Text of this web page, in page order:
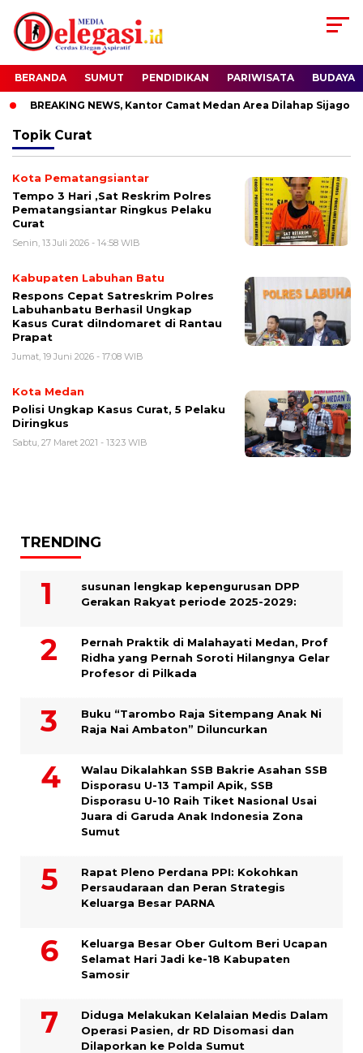
BERANDA SUMUT PENDIDIKAN PARIWISATA BUDAYA
BREAKING NEWS, Kantor Camat Medan Area Dilahap Sijago
Topik Curat
Kota Pematangsiantar
Tempo 3 Hari ,Sat Reskrim Polres
Pematangsiantar Ringkus Pelaku
Curat
Senin, 13 Juli 2026 - 14:58 WIB
Kabupaten Labuhan Batu
Respons Cepat Satreskrim Polres
Labuhanbatu Berhasil Ungkap
Kasus Curat diIndomaret di Rantau
Prapat
Jumat, 19 Juni 2026 - 17:08 WIB
Kota Medan
Polisi Ungkap Kasus Curat, 5 Pelaku
Diringkus
Sabtu, 27 Maret 2021 - 13:23 WIB
TRENDING
susunan lengkap kepengurusan DPP
Gerakan Rakyat periode 2025-2029:
Pernah Praktik di Malahayati Medan, Prof
Ridha yang Pernah Soroti Hilangnya Gelar
Profesor di Pilkada
Buku “Tarombo Raja Sitempang Anak Ni
Raja Nai Ambaton” Diluncurkan
Walau Dikalahkan SSB Bakrie Asahan SSB
Disporasu U-13 Tampil Apik, SSB
Disporasu U-10 Raih Tiket Nasional Usai
Juara di Garuda Anak Indonesia Zona
Sumut
Rapat Pleno Perdana PPI: Kokohkan
Persaudaraan dan Peran Strategis
Keluarga Besar PARNA
Keluarga Besar Ober Gultom Beri Ucapan
Selamat Hari Jadi ke-18 Kabupaten
Samosir
Diduga Melakukan Kelalaian Medis Dalam
Operasi Pasien, dr RD Disomasi dan
Dilaporkan ke Polda Sumut